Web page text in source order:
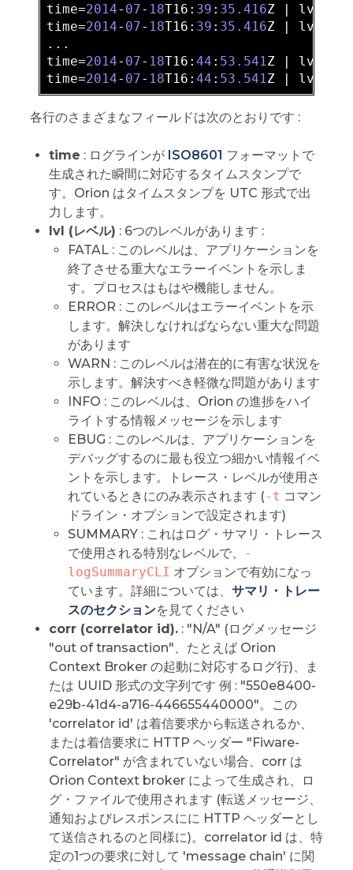
time=2014- 07- 18T16: 39 : 35.416Z | lvl=
time=2014- 07- 18T16: 39 : 35.416Z | lvl=
time=2014- 07- 18T16: 44 : 53.541Z | lvl=
time=2014- 07- 18T16: 44 : 53.541Z | lvl=
各行のさまざまなフィールドは次のとおりです :
time : ログラインが ISO8601 フォーマットで
生成された瞬間に対応するタイムスタンプで
す。Orion はタイムスタンプを UTC 形式で出
力します。
lvl (レベル) : 6つのレベルがあります :
FATAL : このレベルは、アプリケーションを
終了させる重大なエラーイベントを示しま
す。プロセスはもはや機能しません。
ERROR : このレベルはエラーイベントを示
します。解決しなければならない重大な問題
があります
WARN : このレベルは潜在的に有害な状況を
示します。解決すべき軽微な問題があります
INFO : このレベルは、Orion の進捗をハイ
ライトする情報メッセージを示します
EBUG : このレベルは、アプリケーションを
デバッグするのに最も役立つ細かい情報イベ
ントを示します。トレース・レベルが使用さ
れているときにのみ表示されます (-t コマン
ドライン・オプションで設定されます)
SUMMARY : これはログ・サマリ・トレース
で使用される特別なレベルで、
-
logSummaryCLI オプションで有効になっ
ています。詳細については、 サマリ・トレー
スのセクションを見てください
corr (correlator id).: "N/A" (ログメッセージ
"out of transaction"、たとえば Orion
Context Broker の起動に対応するログ行)、ま
たは UUID 形式の文字列です 例 : "550e8400-
e29b-41d4-a716-446655440000"。この
'correlator id' は着信要求から転送されるか、
または着信要求に HTTP ヘッダー "Fiware-
Correlator" が含まれていない場合、corr は
Orion Context broker によって生成され、ロ
グ・ファイルで使用されます (転送メッセージ、
通知およびレスポンスにに HTTP ヘッダーとし
て送信されるのと同様に)。correlator id は、特
定の1つの要求に対して 'message chain' に関